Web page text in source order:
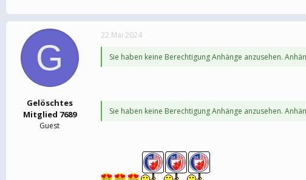
G
Gelöschtes
Mitglied 7689
Guest
22 Mai 2024
Sie haben keine Berechtigung Anhänge anzusehen.
Sie haben keine Berechtigung Anhänge anzusehen.